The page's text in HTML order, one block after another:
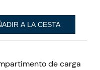
A LA CESTA
de carga